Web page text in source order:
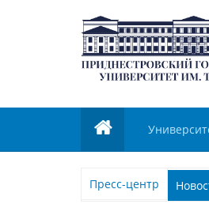
Пресс-центр